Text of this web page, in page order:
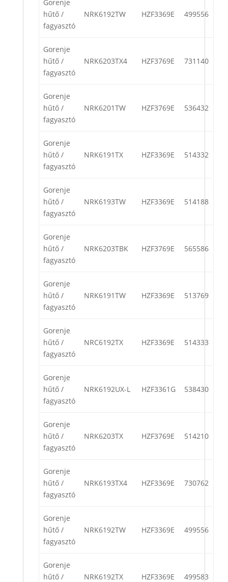
Gorenje
hűtő /
fagyasztó
NRK6192TW HZF3369E 499556
Gorenje
hűtő /
fagyasztó
NRK6203TX4 HZF3769E 731140
Gorenje
hűtő /
fagyasztó
NRK6201TW HZF3769E 536432
Gorenje
hűtő /
fagyasztó
NRK6191TX HZF3369E 514332
Gorenje
hűtő /
fagyasztó
NRK6193TW HZF3369E 514188
Gorenje
hűtő /
fagyasztó
NRK6203TBK HZF3769E 565586
Gorenje
hűtő /
fagyasztó
NRK6191TW HZF3369E 513769
Gorenje
hűtő /
fagyasztó
NRC6192TX HZF3369E 514333
Gorenje
hűtő /
fagyasztó
NRK6192UX-L HZF3361G 538430
Gorenje
hűtő /
fagyasztó
NRK6203TX HZF3769E 514210
Gorenje
hűtő /
fagyasztó
NRK6193TX4 HZF3369E 730762
Gorenje
hűtő /
fagyasztó
NRK6192TW HZF3369E 499556
Gorenje
hűtő /
NRK6192TX HZF3369E 499583